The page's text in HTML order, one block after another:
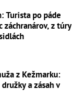
Turista po páde
záchranárov, z túry
z Kežmarku:
a zásah v